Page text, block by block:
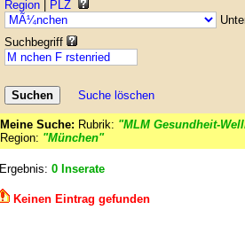
Region
PLZ
Suchbegriff
Suche löschen
Meine Suche: Rubrik: "MLM Gesundheit-
Region: "München"
Ergebnis: 0 Inserate
Keinen Eintrag gefunden